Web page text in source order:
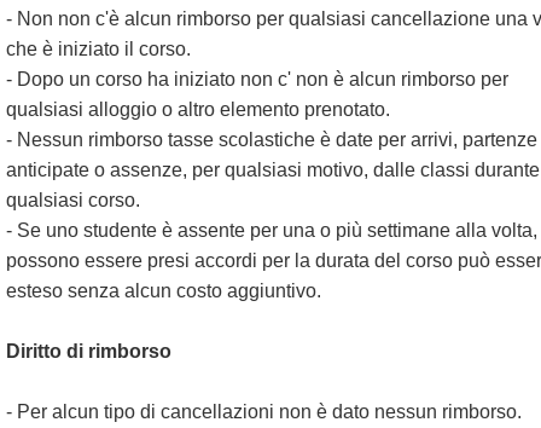
- Non non c'è alcun rimborso per qualsiasi cancellazione una
che è iniziato il corso.
- Dopo un corso ha iniziato non c' non è alcun rimborso per
qualsiasi alloggio o altro elemento prenotato.
- Nessun rimborso tasse scolastiche è date per arrivi, partenze
anticipate o assenze, per qualsiasi motivo, dalle classi durante
qualsiasi corso.
- Se uno studente è assente per una o più settimane alla volta,
possono essere presi accordi per la durata del corso può
esteso senza alcun costo aggiuntivo.
Diritto di rimborso
- Per alcun tipo di cancellazioni non è dato nessun rimborso.